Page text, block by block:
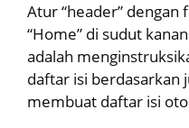
Atur “header” dengan
“Home” di sudut
adalah
daftar isi berdasarkan
membuat daftar isi